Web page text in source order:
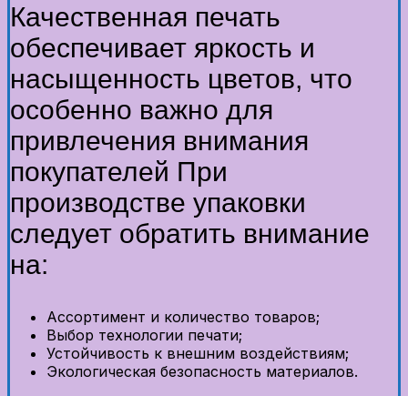
Качественная печать
обеспечивает яркость и
насыщенность цветов, что
особенно важно для
привлечения внимания
покупателей При
производстве упаковки
следует обратить внимание
на:
Ассортимент и количество товаров;
Выбор технологии печати;
Устойчивость к внешним воздействиям;
Экологическая безопасность материалов.